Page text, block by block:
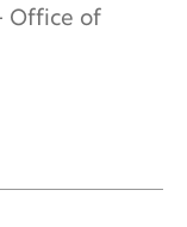
Office of